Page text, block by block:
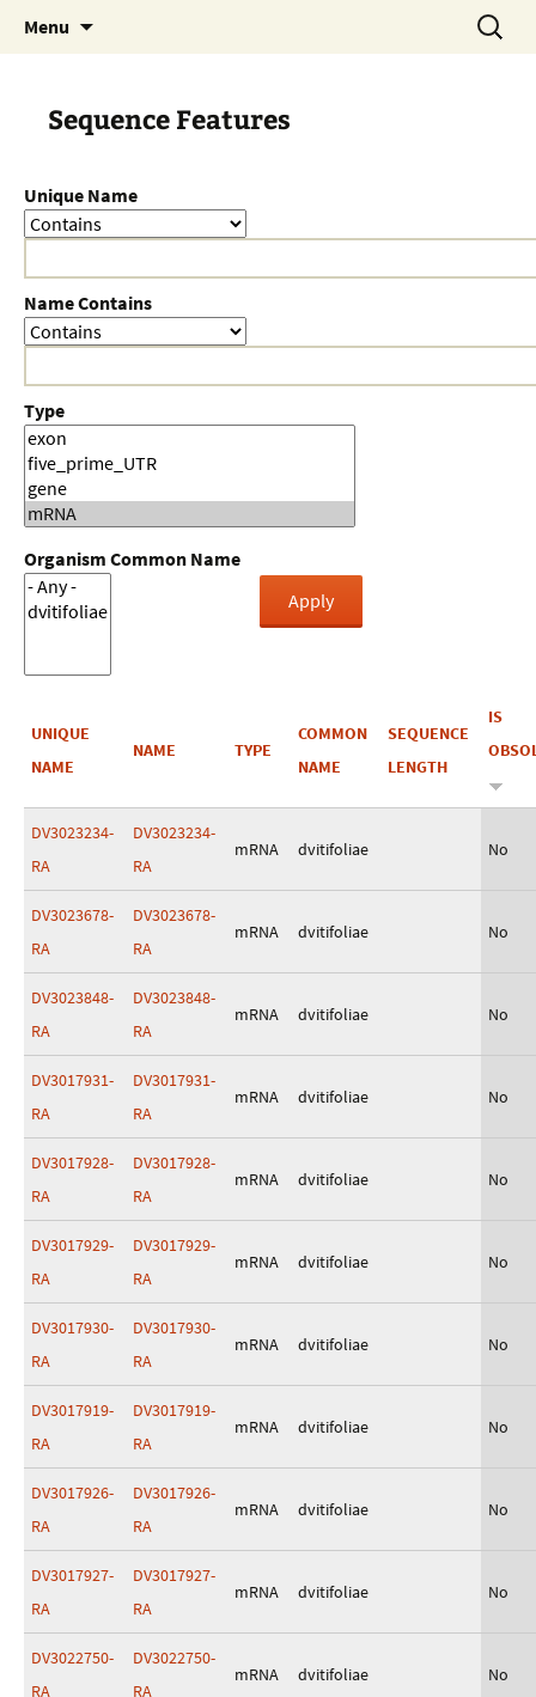
Menu
Search
for:
Sequence Features
Unique Name
Name Contains
Type
Organism Common Name
UNIQUE
NAME
NAME TYPE
COMMON
NAME
SEQUENCE
LENGTH
IS
DV3023234-
RA
DV3023234-
RA
mRNA dvitifoliae No
DV3023678-
RA
DV3023678-
RA
mRNA dvitifoliae No
DV3023848-
RA
DV3023848-
RA
mRNA dvitifoliae No
DV3017931-
RA
DV3017931-
RA
mRNA dvitifoliae No
DV3017928-
RA
DV3017928-
RA
mRNA dvitifoliae No
DV3017929-
RA
DV3017929-
RA
mRNA dvitifoliae No
DV3017930-
RA
DV3017930-
RA
mRNA dvitifoliae No
DV3017919-
RA
DV3017919-
RA
mRNA dvitifoliae No
DV3017926-
RA
DV3017926-
RA
mRNA dvitifoliae No
DV3017927-
RA
DV3017927-
RA
mRNA dvitifoliae No
DV3022750-
RA
DV3022750-
RA
mRNA dvitifoliae No